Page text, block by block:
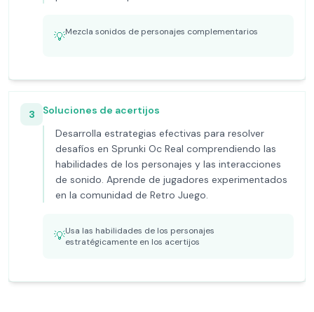
💡Mezcla sonidos de personajes complementarios
3
Soluciones de acertijos
Desarrolla estrategias efectivas para resolver
desafíos en Sprunki Oc Real comprendiendo las
habilidades de los personajes y las interacciones
de sonido. Aprende de jugadores experimentados
en la comunidad de Retro Juego.
💡Usa las habilidades de los personajes
estratégicamente en los acertijos